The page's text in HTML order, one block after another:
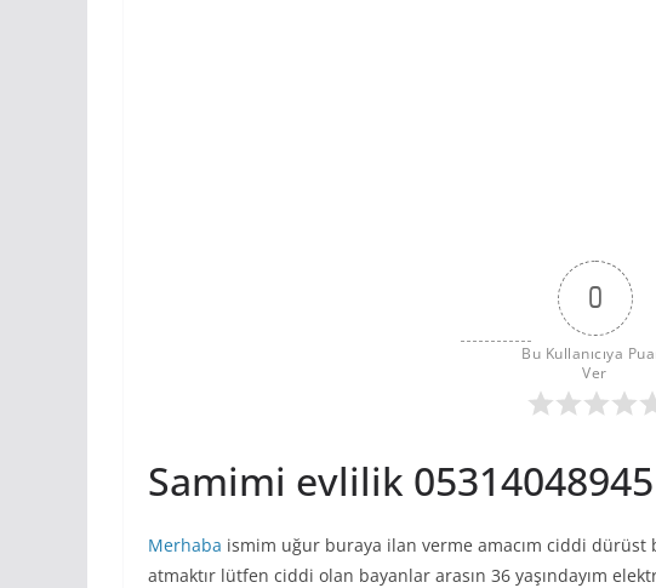
0
Bu Kullanıcıya
Ver
Samimi evlilik 05314048945
Merhaba ismim uğur buraya ilan verme amacım ciddi dürüst
atmaktır lütfen ciddi olan bayanlar arasın 36 yaşındayım